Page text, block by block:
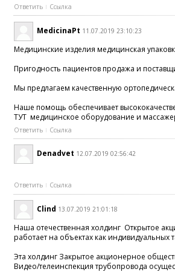
Ответить Ссылка
MedicinaPt 11.07.2019 23:10:23
Медицинские изделия медицинская
Пригодность пациентов продажа и
Мы предлагаем качественную
Наше помощь обеспечивает
ТУТ медицинское оборудование и
Ответить Ссылка
Denadvet 12.07.2019 02:56:42
Ответить Ссылка
Clind 13.07.2019 21:01:18
Наша отечественная холдинг Открытое
работает на объектах как индивидуальных
Эта холдинг Закрытое акционерное
Видео/телеинспекция трубопровода